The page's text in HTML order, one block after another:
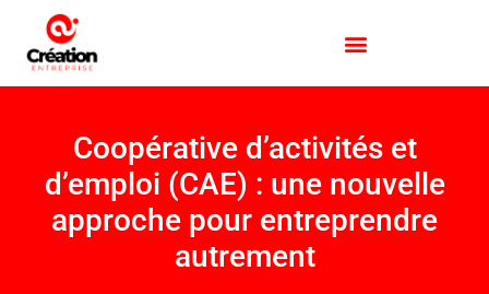
Coopérative d’activités et
d’emploi (CAE) : une nouvelle
approche pour entreprendre
autrement